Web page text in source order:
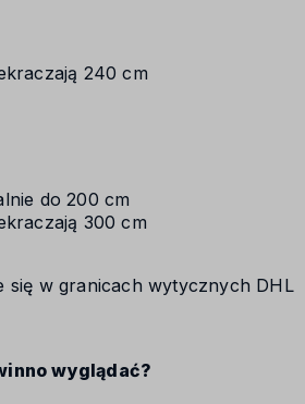
240 cm
do 200 cm
300 cm
się w granicach wytycznych DHL
wyglądać?